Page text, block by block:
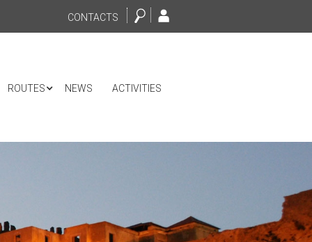
CONTACTS
ROUTES NEWS ACTIVITIES